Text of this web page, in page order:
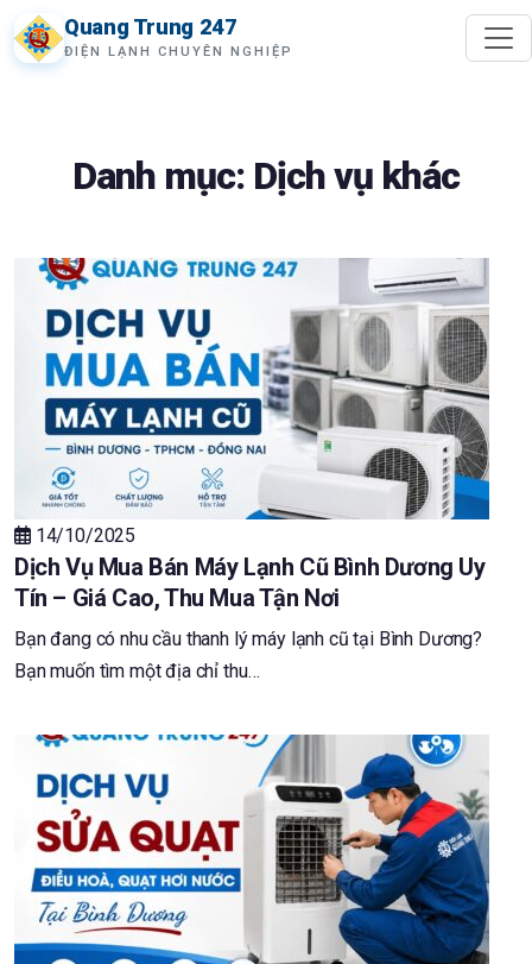
Quang Trung 247
ĐIỆN LẠNH CHUYÊN NGHIỆP
Danh mục: Dịch vụ khác
14/10/2025
Dịch Vụ Mua Bán Máy Lạnh Cũ Bình Dương Uy
Tín – Giá Cao, Thu Mua Tận Nơi
Bạn đang có nhu cầu thanh lý máy lạnh cũ tại Bình Dương?
Bạn muốn tìm một địa chỉ thu…